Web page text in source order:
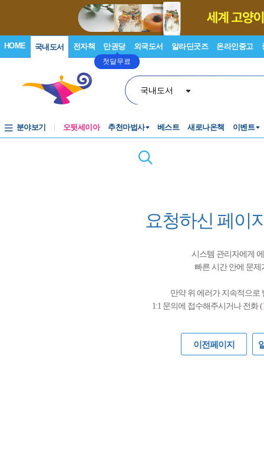
HOME 국내도서 전자책 만권당
첫달무료
외국도서 알라딘굿즈 온라인중고
국내도서
분야보기 오뒷세이아 추천마법사 베스트 새로나온책 이벤트
요청하신 페이
시스템 관리자에게
빠른 시간 안에 문
만약 위 에러가 지속적으로
1:1 문의에 접수해주시거나 전화 (
이전페이지